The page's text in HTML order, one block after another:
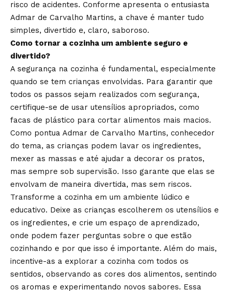
risco de acidentes. Conforme apresenta o entusiasta
Admar de Carvalho Martins, a chave é manter tudo
simples, divertido e, claro, saboroso.
Como tornar a cozinha um ambiente seguro e
divertido?
A segurança na cozinha é fundamental, especialmente
quando se tem crianças envolvidas. Para garantir que
todos os passos sejam realizados com segurança,
certifique-se de usar utensílios apropriados, como
facas de plástico para cortar alimentos mais macios.
Como pontua Admar de Carvalho Martins, conhecedor
do tema, as crianças podem lavar os ingredientes,
mexer as massas e até ajudar a decorar os pratos,
mas sempre sob supervisão. Isso garante que elas se
envolvam de maneira divertida, mas sem riscos.
Transforme a cozinha em um ambiente lúdico e
educativo. Deixe as crianças escolherem os utensílios e
os ingredientes, e crie um espaço de aprendizado,
onde podem fazer perguntas sobre o que estão
cozinhando e por que isso é importante. Além do mais,
incentive-as a explorar a cozinha com todos os
sentidos, observando as cores dos alimentos, sentindo
os aromas e experimentando novos sabores. Essa